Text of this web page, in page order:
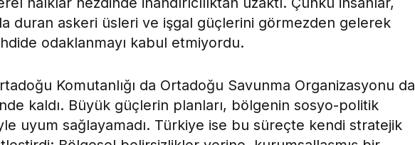
duran askeri üsleri ve işgal güçlerini görmezden gelerek
odaklanmayı kabul etmiyordu.
Komutanlığı da Ortadoğu Savunma Organizasyonu da
kaldı. Büyük güçlerin planları, bölgenin sosyo-politik
uyum sağlayamadı. Türkiye ise bu süreçte kendi stratejik